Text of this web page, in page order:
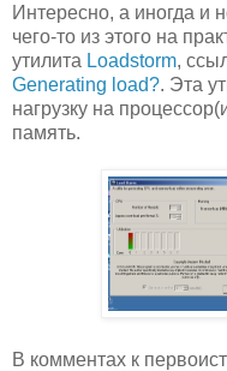
Интересно, а иногда и
чего-то из этого на
утилита Loadstorm,
Generating load?. Эта
нагрузку на
память.
В комментах к